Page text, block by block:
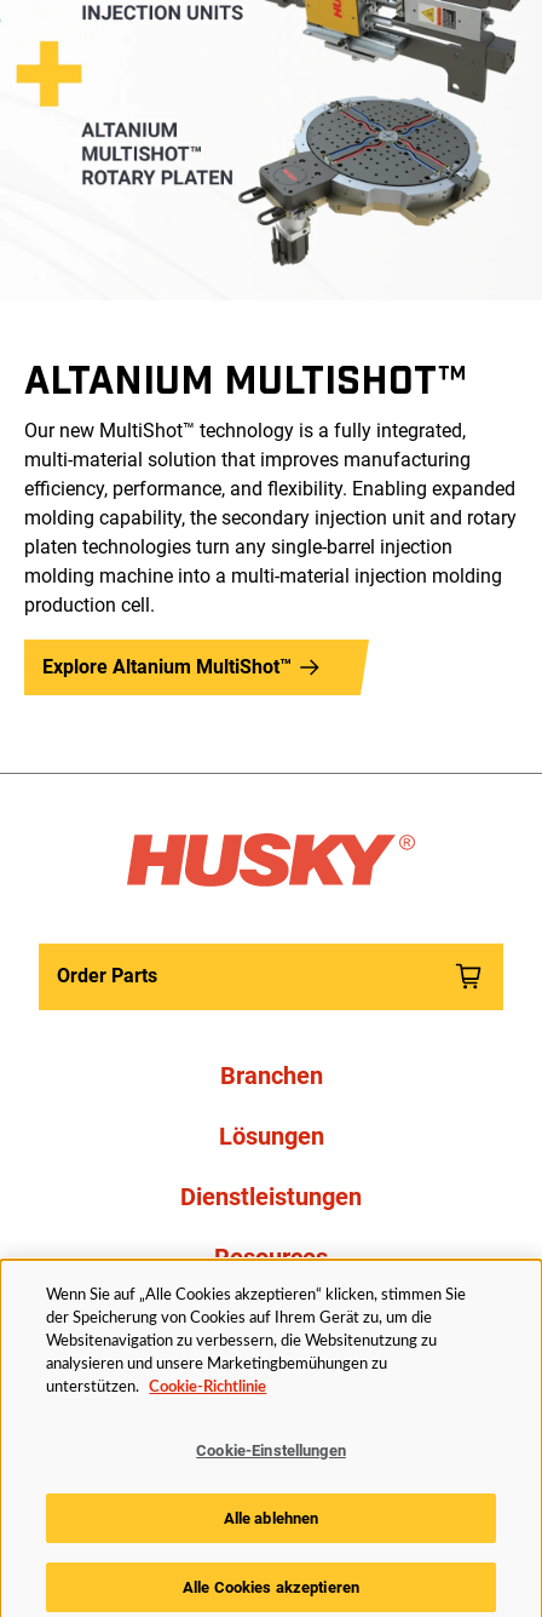
ALTANIUM MULTISHOT™
Our new MultiShot™ technology is a fully integrated,
multi-material solution that improves manufacturing
efficiency, performance, and flexibility. Enabling expanded
molding capability, the secondary injection unit and rotary
platen technologies turn any single-barrel injection
molding machine into a multi-material injection molding
production cell.
Explore Altanium MultiShot™
Order Parts
Branchen
Lösungen
Dienstleistungen
Resources
Über uns
Rechtliches Datenschutzerklärung
Barrierefreiheit
Cookie Richtlinie
Cookie-Einstellungen
© 2025 Husky Technologies. Alle Rechte vorbehalten.
Wenn Sie auf „Alle Cookies akzeptieren“ klicken, stimmen Sie
der Speicherung von Cookies auf Ihrem Gerät zu, um die
Websitenavigation zu verbessern, die Websitenutzung zu
analysieren und unsere Marketingbemühungen zu
unterstützen.
Cookie-Richtlinie
Cookie-Einstellungen
Alle ablehnen
Alle Cookies akzeptieren